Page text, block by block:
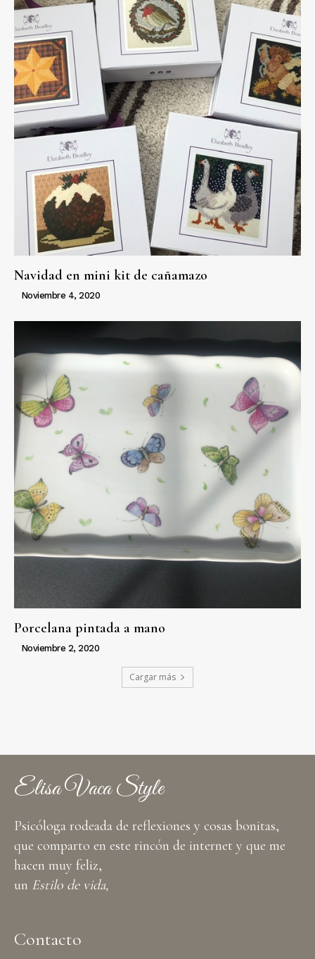
Navidad en mini kit de cañamazo
Noviembre 4, 2020
Porcelana pintada a mano
Noviembre 2, 2020
Cargar más
Elisa Vaca Style
Psicóloga rodeada de reflexiones y cosas bonitas,
que comparto en este rincón de internet y que me
hacen muy feliz,
un Estilo de vida,
Contacto